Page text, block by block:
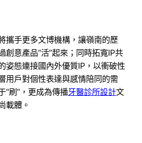
攜手更多文博機構，讓嶺南的歷
創意產品“活”起來；同時拓寬IP共
姿態連接國內外優質IP，以衝破性
用戶對個性表達與感情陪同的需
“刷”，更成為傳播牙醫診所設計文
載體。